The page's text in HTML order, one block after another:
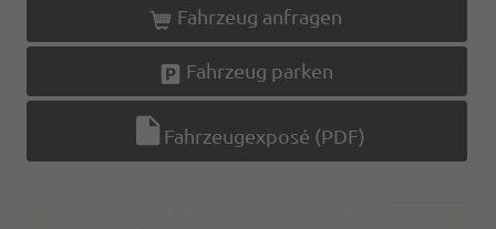
Fahrzeug anfragen
Fahrzeug parken
Fahrzeugexposé (PDF)